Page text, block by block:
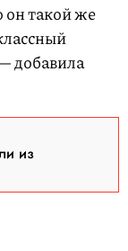
он такой же
добавила
из